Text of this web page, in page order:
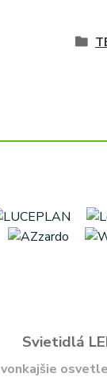
Svietidlá
vonkajšie